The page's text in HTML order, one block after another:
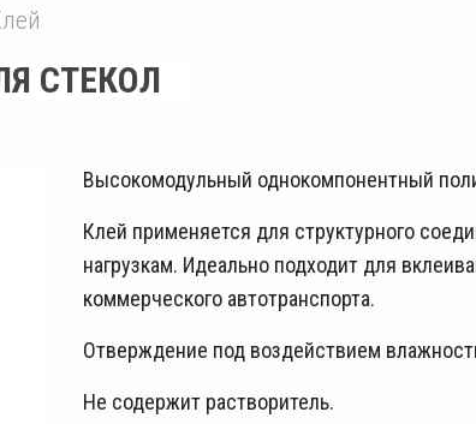
СТЕКОЛ
Высокомодульный однокомпонентный
Клей применяется для структурного
нагрузкам. Идеально подходит для
коммерческого автотранспорта.
Отверждение под воздействием
Не содержит растворитель.